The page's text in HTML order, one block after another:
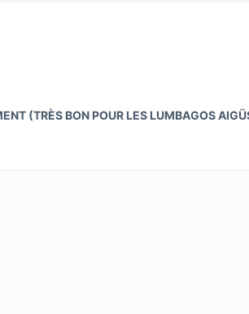
(TRÈS BON POUR LES LUMBAGOS